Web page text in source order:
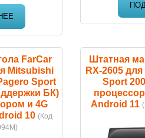
FarCar
Mitsubishi
Sport
БК)
и 4G
10 (Код
)
Штатная
RX-2605
Sport
Android 11